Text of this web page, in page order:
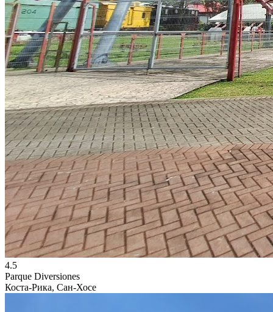
4.5
Parque Diversiones
Коста-Рика, Сан-Хосе